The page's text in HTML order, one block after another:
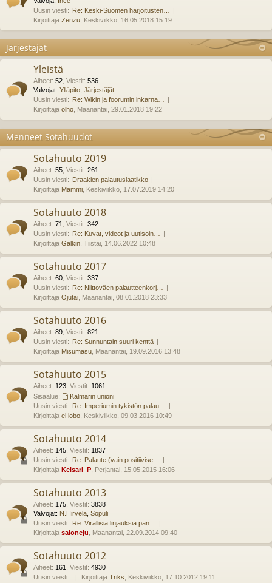
Uusin viesti: Re: Keski-Suomen harjoitusten…
Kirjoittaja Zenzu , Keskiviikko, 16.05.2018 15:19
Järjestäjät
Yleistä
Aiheet: 52 Viestit: 536
Valvojat: Ylläpito Järjestäjät
Uusin viesti: Re: Wikin ja foorumin inkarna…
Kirjoittaja olho , Maanantai, 29.01.2018 19:22
Menneet Sotahuudot
Sotahuuto 2019
Aiheet: 55 Viestit: 261
Uusin viesti: Draakien palautuslaatikko
Kirjoittaja Mämmi , Keskiviikko, 17.07.2019 14:20
Sotahuuto 2018
Aiheet: 71 Viestit: 342
Uusin viesti: Re: Kuvat, videot ja uutisoin…
Kirjoittaja Galkin , Tiistai, 14.06.2022 10:48
Sotahuuto 2017
Aiheet: 60 Viestit: 337
Uusin viesti: Re: Niittoväen palautteenkorj…
Kirjoittaja Ojutai , Maanantai, 08.01.2018 23:33
Sotahuuto 2016
Aiheet: 89 Viestit: 821
Uusin viesti: Re: Sunnuntain suuri kenttä
Kirjoittaja Misumasu , Maanantai, 19.09.2016 13:48
Sotahuuto 2015
Aiheet: 123 Viestit: 1061
Sisäalue:
Kalmarin unioni
Uusin viesti: Re: Imperiumin tykistön palau…
Kirjoittaja el lobo , Keskiviikko, 09.03.2016 10:49
Sotahuuto 2014
Aiheet: 145 Viestit: 1837
Uusin viesti: Re: Palaute (vain positiivise…
Kirjoittaja Keisari_P , Perjantai, 15.05.2015 16:06
Sotahuuto 2013
Aiheet: 175 Viestit: 3838
Valvojat: N.Hirvelä Sopuli
Uusin viesti: Re: Virallisia linjauksia pan…
Kirjoittaja saloneju , Maanantai, 22.09.2014 09:40
Sotahuuto 2012
Aiheet: 161 Viestit: 4930
Uusin viesti:
Kirjoittaja Triks , Keskiviikko, 17.10.2012 19:11